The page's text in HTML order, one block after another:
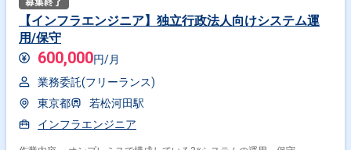
【インフラエンジニア】独立行政法人向けシステム運
用/保守
600,000円/月
業務委託(フリーランス)
東京都
若松河田駅
インフラエンジニア